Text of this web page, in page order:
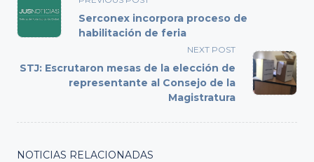
class="nav-
subtitle
reader-
text">Page</span>
Serconex incorpora proceso de
habilitación de feria
NEXT POST
STJ: Escrutaron mesas de la elección de
representante al Consejo de la
Magistratura
NOTICIAS RELACIONADAS